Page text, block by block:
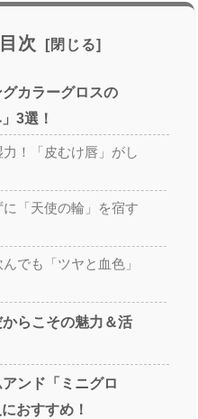
目次
カラーグロスの
3選！
！「皮むけ唇」がし
「天使の輪」を宿す
でも「ツヤと血色」
らこその魅力＆活
ンド「ミニグロ
おすすめ！